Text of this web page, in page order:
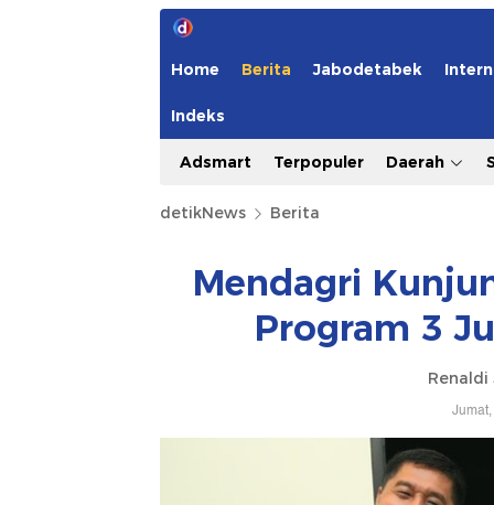
Home Berita Jabodetabek
Indeks
Adsmart Terpopuler Daerah
detikNews Berita
Mendagri
Program 3
Renaldi